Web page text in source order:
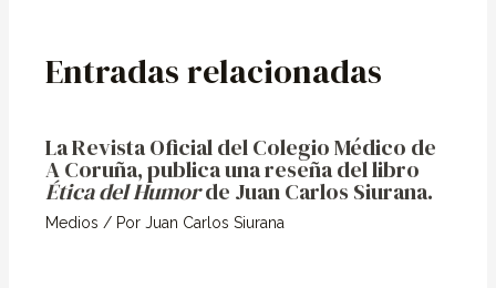
Entradas relacionadas
La Revista Oficial del Colegio Médico de
A Coruña, publica una reseña del libro
Ética del Humorde Juan Carlos Siurana.
Medios / PorJuan Carlos Siurana